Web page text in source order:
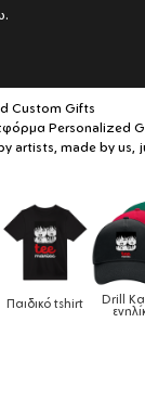
Custom Gifts
Personalized
artists, made by us,
Καπέλα
ενηλίκων Καπέλα